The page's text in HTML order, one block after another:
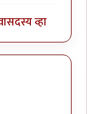
सदस्य व्हा